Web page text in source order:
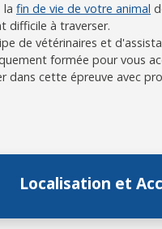
la fin de vie de votre animal
difficile à traverser.
de vétérinaires et
formée pour vous
dans cette épreuve avec
Localisation et